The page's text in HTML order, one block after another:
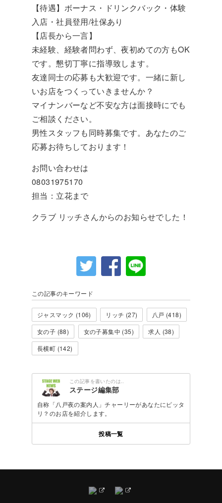
【待遇】ボーナス・ドリンクバック・体験
入店・社員登用/社保あり
【店長から一言】
未経験、経験者問わず、夜初めての方もOK
です。懇切丁寧に指導致します。
友達同士の応募も大歓迎です。一緒に新し
いお店をつくっていきませんか？
マイナンバーなど不安な方は面接時にでも
ご相談ください。
男性スタッフも同時募集です。あなたのご
応募お待ちしております！
お問い合わせは
08031975170
担当：立花まで
クラブ リッチさんからのお知らせでした！
この記事のキーワード
ジャスマック (106) リッチ (27)
八戸 (418)
女の子 (88)
女の子募集中 (35)
求人 (38)
長横町 (142)
この記事を書いたのは..
ステージ編集部
自称「八戸夜の案内人」チャーリーがあなたにピッタ
リ？のお店を紹介します。
投稿一覧